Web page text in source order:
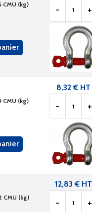
CMU (kg)
- +
CMU (kg)
8,32 € HT
- +
CMU (kg)
12,83 € HT
- +